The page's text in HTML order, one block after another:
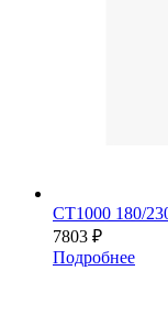
СТ1000 180/
7803 ₽
Подробнее